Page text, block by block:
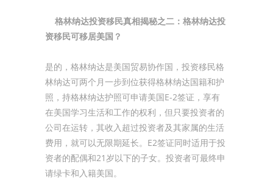
格林纳达投资移民真相揭秘之二：格林纳达投
资移民可移居美国？
是的，格林纳达是美国贸易协作国，投资移民格
林纳达可两个月一步到位获得格林纳达国籍和护
照，持格林纳达护照可申请美国E-2签证，享有
在美国学习生活和工作的权利，但只要投资者的
公司在运转，其收入超过投资者及其家属的生活
费用，就可以无限期延长。E2签证同时适用于投
资者的配偶和21岁以下的子女。投资者可最终申
请绿卡和入籍美国。